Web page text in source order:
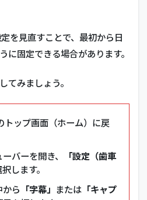
を見直すことで、最初から日
に固定できる場合があります。
てみましょう。
ップ画面（ホーム）に戻
バーを開き、
「設定（歯車
します。
ら 「字幕」 または「キャプ